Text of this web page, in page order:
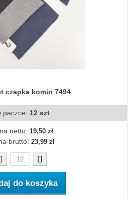
czapka komin 7494
paczce: 12 szt
netto: 19,50 zł
brutto: 23,99 zł
do koszyka